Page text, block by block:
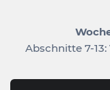
Abschnitte 7-